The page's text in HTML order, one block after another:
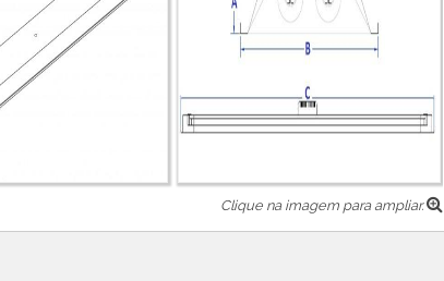
Clique na imagem para ampliar.